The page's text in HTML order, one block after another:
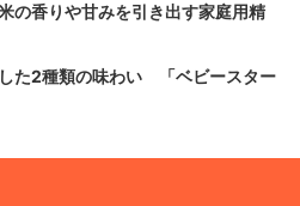
香りや甘みを引き出す家庭用精
した2種類の味わい 「ベビースター